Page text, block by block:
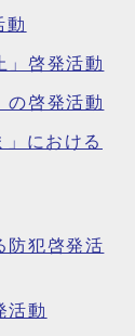
動
」啓発活動
の啓発活動
における
防犯啓発活
活動